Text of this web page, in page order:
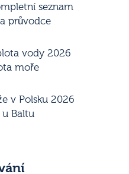
seznam
průvodce
vody 2026
moře
v Polsku 2026
u Baltu